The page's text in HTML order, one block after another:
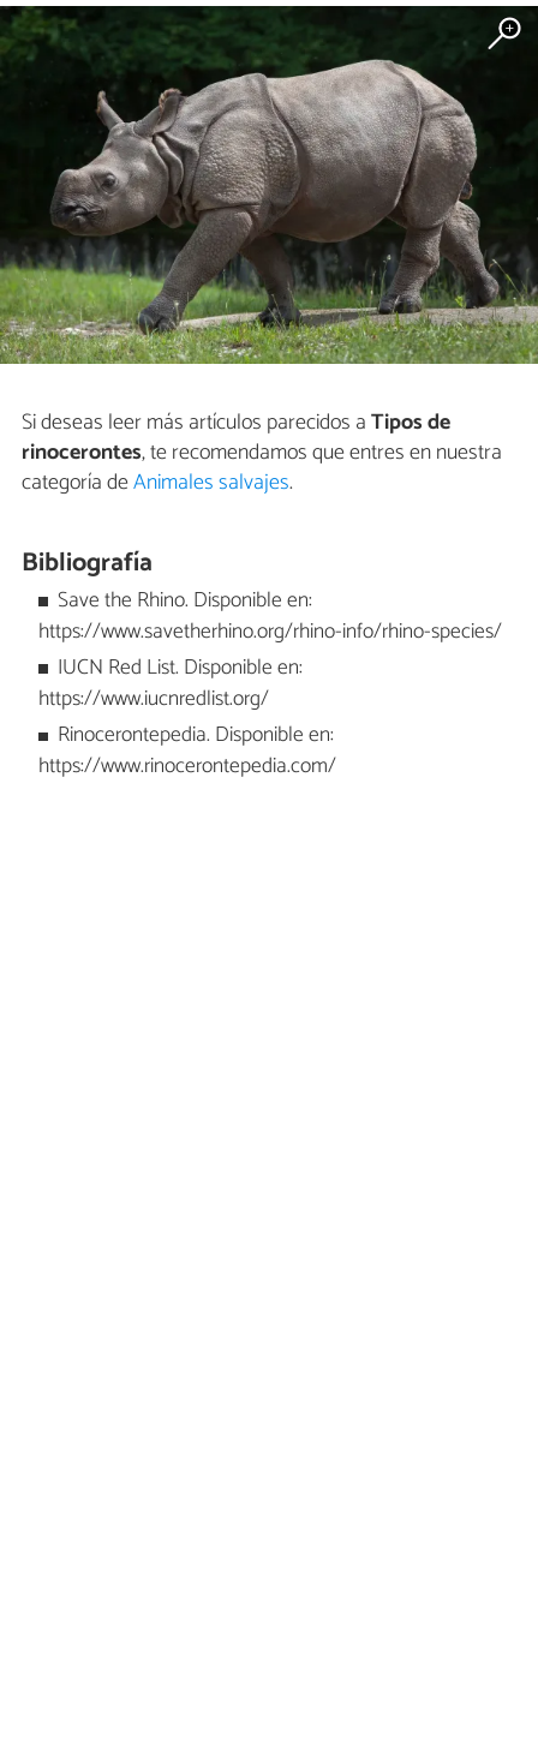
Si deseas leer más artículos parecidos aTipos de
rinocerontes, te recomendamos que entres en nuestra
categoría deAnimales salvajes.
Bibliografía
Save the Rhino. Disponible en:
https://www.savetherhino.org/rhino-info/rhino-species/
IUCN Red List. Disponible en:
https://www.iucnredlist.org/
Rinocerontepedia. Disponible en:
https://www.rinocerontepedia.com/